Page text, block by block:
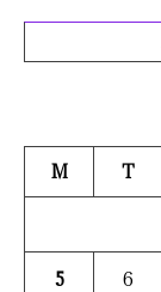
M T
5 6